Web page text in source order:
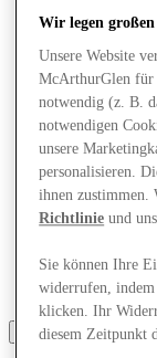
Wir legen
Unsere Website
McArthurGlen für
notwendig (z. B.
notwendigen
unsere
personalisieren.
ihnen zustimmen.
Richtlinie und
Sie können Ihre
widerrufen, indem
klicken. Ihr
diesem Zeitpunkt